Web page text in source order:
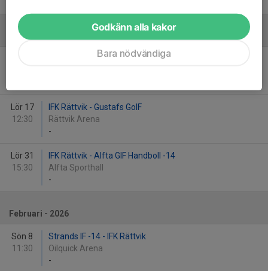
Januari - 2026
IFK Rättvik - Borlänge HK 14 vit
Lör 17
12:30
IFK Rättvik - Gustafs GoIF
Rättvik Arena
-
Lör 31
15:30
IFK Rättvik - Alfta GIF Handboll -14
Alfta Sporthall
-
Februari - 2026
Sön 8
11:30
Strands IF -14 - IFK Rättvik
Oilquick Arena
-
Godkänn alla kakor
Bara nödvändiga